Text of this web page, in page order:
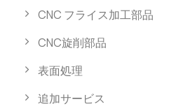
CNC フライス加工部品
CNC旋削部品
表面処理
追加サービス